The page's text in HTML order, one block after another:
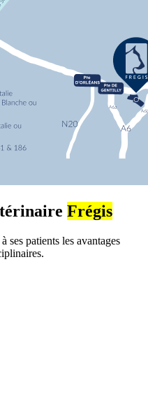
Frégis
ses patients les avantages